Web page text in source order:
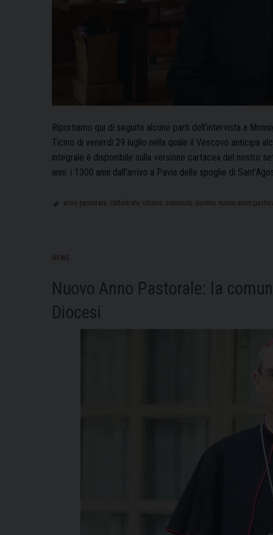
Riportiamo qui di seguito alcune parti dell’intervista a
Ticino di venerdì 29 luglio nella quale il Vescovo anticipa
integrale è disponibile sulla versione cartacea del nostro
anni: i 1300 anni dall’arrivo a Pavia delle spoglie di
anno pastorale cattedrale chiesa comunità duomo nuovo anno
NEWS
Nuovo Anno Pastorale: la
Diocesi